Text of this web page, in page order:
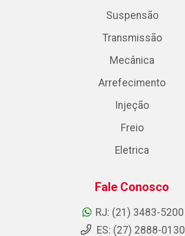
Suspensão
Transmissão
Mecânica
Arrefecimento
Injeção
Freio
Eletrica
Fale Conosco
RJ: (21) 3483-5200
ES: (27) 2888-0130